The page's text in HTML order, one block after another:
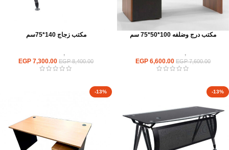
مكتب درج وضلفه 100*50*75 سم
مكاتب,
EGP7,600.00
EGP 6,600.00
مكتب زجاج 140*75سم
مكاتب,
EGP8,400.00
EGP 7,300.00
-13%
-13%